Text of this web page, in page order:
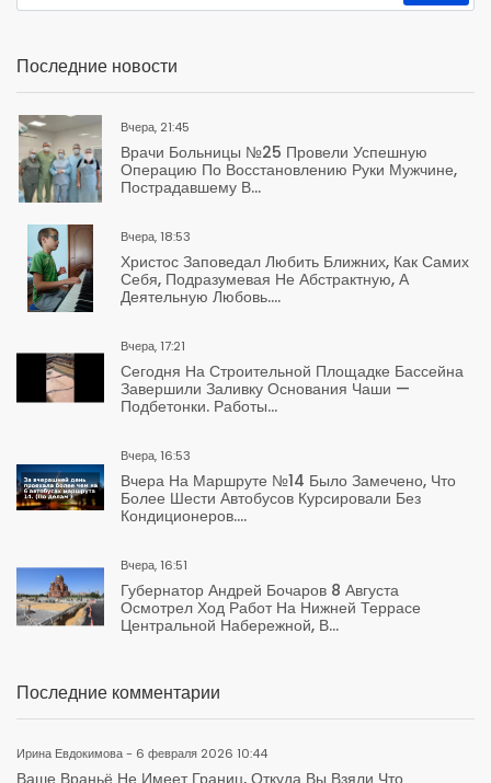
Последние новости
Вчера, 21:45
Врачи Больницы №25 Провели Успешную
Операцию По Восстановлению Руки Мужчине,
Пострадавшему В...
Вчера, 18:53
Христос Заповедал Любить Ближних, Как Самих
Себя, Подразумевая Не Абстрактную, А
Деятельную Любовь....
Вчера, 17:21
Сегодня На Строительной Площадке Бассейна
Завершили Заливку Основания Чаши —
Подбетонки. Работы...
Вчера, 16:53
Вчера На Маршруте №14 Было Замечено, Что
Более Шести Автобусов Курсировали Без
Кондиционеров....
Вчера, 16:51
Губернатор Андрей Бочаров 8 Августа
Осмотрел Ход Работ На Нижней Террасе
Центральной Набережной, В...
Последние комментарии
Ирина Евдокимова - 6 февраля 2026 10:44
Ваше Враньё Не Имеет Границ, Откуда Вы Взяли Что